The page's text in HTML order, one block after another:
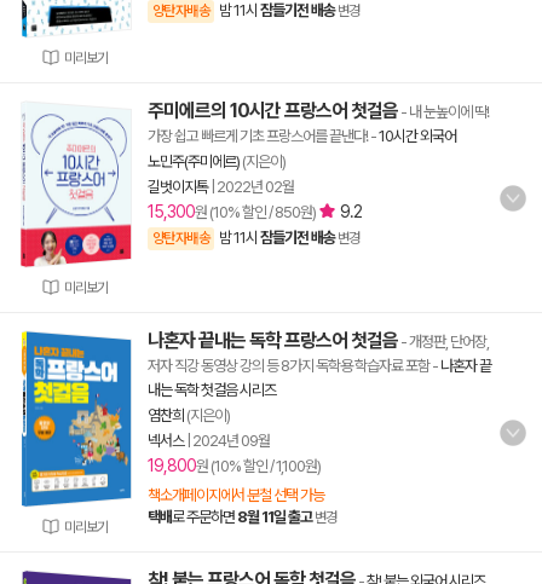
미리보기
양탄자배송 밤 11시 잠들기전 배송 변경
미리보기
주미에르의 10시간 프랑스어 첫걸음 - 내 눈높이에 딱!
가장 쉽고 빠르게 기초 프랑스어를 끝낸다!-10시간 외국어
노민주(주미에르) (지은이)
길벗이지톡| 2022년 02월
15,300원 (10% 할인 / 850원) 9.2
양탄자배송 밤 11시 잠들기전 배송 변경
미리보기
나혼자 끝내는 독학 프랑스어 첫걸음 - 개정판, 단어장,
저자 직강 동영상 강의 등 8가지 독학용 학습자료 포함- 나혼자 끝
내는 독학 첫걸음 시리즈
염찬희 (지은이)
넥서스| 2024년 09월
19,800원 (10% 할인 / 1,100원)
책소개페이지에서 분철 선택 가능
택배로 주문하면 8월 11일 출고 변경